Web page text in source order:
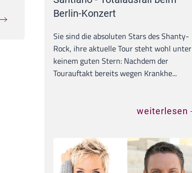
Berlin-Konzert
Sie sind die absoluten Stars des Shanty-
Rock, ihre aktuelle Tour steht wohl unter
keinem guten Stern: Nachdem der
Tourauftakt bereits wegen Krankhe...
weiterlesen